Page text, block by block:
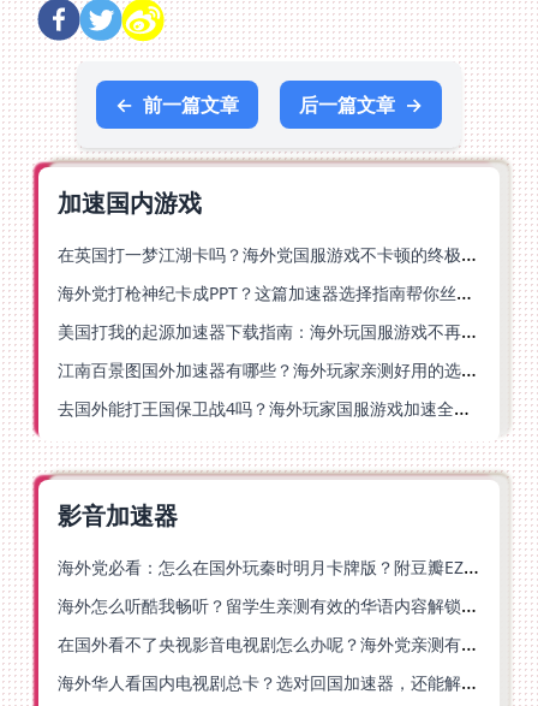
← 前一篇文章 后一篇文章 →
加速国内游戏
在英国打一梦江湖卡吗？海外党国服游戏不卡顿的终极解法
海外党打枪神纪卡成PPT？这篇加速器选择指南帮你丝滑上分
美国打我的起源加速器下载指南：海外玩国服游戏不再卡的终极方案
江南百景图国外加速器有哪些？海外玩家亲测好用的选择与避坑指南
去国外能打王国保卫战4吗？海外玩家国服游戏加速全攻略（附公主连结幻想江湖实测）
影音加速器
海外党必看：怎么在国外玩秦时明月卡牌版？附豆瓣EZCast地区限制破解法
海外怎么听酷我畅听？留学生亲测有效的华语内容解锁指南
在国外看不了央视影音电视剧怎么办呢？海外党亲测有效的回国加速方案
海外华人看国内电视剧总卡？选对回国加速器，还能解决菲律宾打不开反诈中心的问题